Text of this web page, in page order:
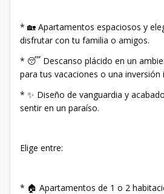
* 🏡 Apartamentos espaciosos y
disfrutar con tu familia o amigos.
* 😴 Descanso plácido en un
para tus vacaciones o una inversión
* ✨ Diseño de vanguardia y
sentir en un paraíso.
Elige entre:
* 🏠 Apartamentos de 1 o 2